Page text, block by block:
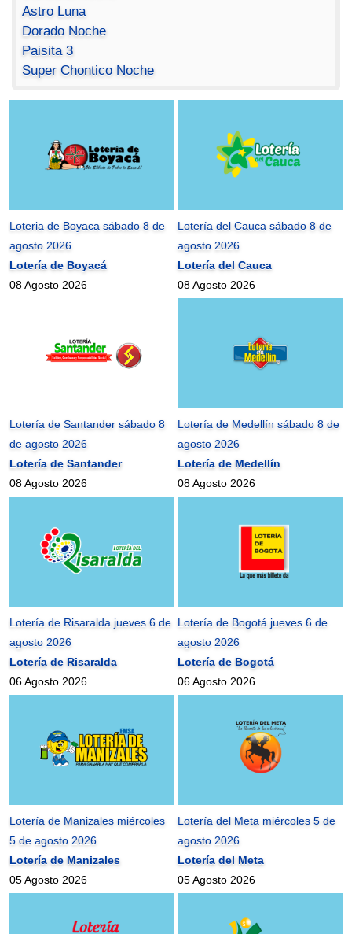
Astro Luna
Dorado Noche
Paisita 3
Super Chontico Noche
Loteria de Boyaca sábado 8 de
agosto 2026
Lotería de Boyacá
08 Agosto 2026
Lotería del Cauca sábado 8 de
agosto 2026
Lotería del Cauca
08 Agosto 2026
Lotería de Santander sábado 8
de agosto 2026
Lotería de Santander
08 Agosto 2026
Lotería de Medellín sábado 8 de
agosto 2026
Lotería de Medellín
08 Agosto 2026
Lotería de Risaralda jueves 6 de
agosto 2026
Lotería de Risaralda
06 Agosto 2026
Lotería de Bogotá jueves 6 de
agosto 2026
Lotería de Bogotá
06 Agosto 2026
Lotería de Manizales miércoles
5 de agosto 2026
Lotería de Manizales
05 Agosto 2026
Lotería del Meta miércoles 5 de
agosto 2026
Lotería del Meta
05 Agosto 2026